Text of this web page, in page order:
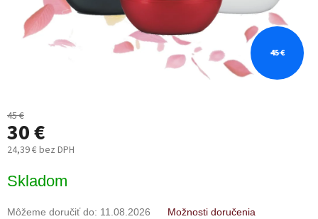
45 €
45 €
30 €
24,39 € bez DPH
cena:
Skladom
Môžeme doručiť do: 11.08.2026 Možnosti doručenia